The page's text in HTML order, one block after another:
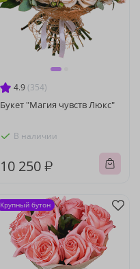
4.9 (354)
Букет "Магия чувств Люкс"
В наличии
10 250 ₽
Крупный бутон